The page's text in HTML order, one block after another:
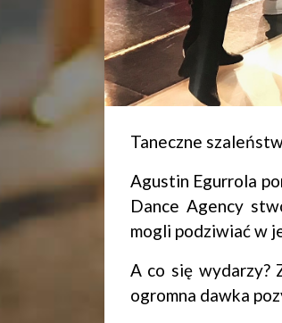
Taneczne
Agustin Egurrola
Dance Agency
mogli podziwiać w
A co się wydarzy?
ogromna dawka